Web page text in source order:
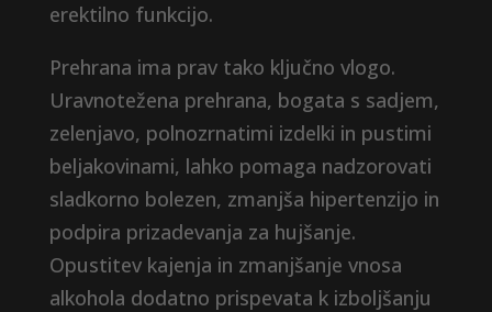
erektilno funkcijo.
Prehrana ima prav tako ključno vlogo.
Uravnotežena prehrana, bogata s sadjem,
zelenjavo, polnozrnatimi izdelki in pustimi
beljakovinami, lahko pomaga nadzorovati
sladkorno bolezen, zmanjša hipertenzijo in
podpira prizadevanja za hujšanje.
Opustitev kajenja in zmanjšanje vnosa
alkohola dodatno prispevata k izboljšanju